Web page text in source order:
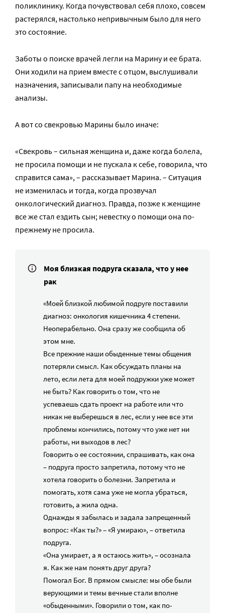
поликлинику. Когда почувствовал себя плохо, совсем
растерялся, настолько непривычным было для него
это состояние.
Заботы о поиске врачей легли на Марину и ее брата.
Они ходили на прием вместе с отцом, выслушивали
назначения, записывали папу на необходимые
анализы.
А вот со свекровью Марины было иначе:
«Свекровь – сильная женщина и, даже когда болела,
не просила помощи и не пускала к себе, говорила, что
справится сама», – рассказывает Марина. – Ситуация
не изменилась и тогда, когда прозвучал
онкологический диагноз. Правда, позже к женщине
все же стал ездить сын; невестку о помощи она по-
прежнему не просила.
Моя близкая подруга сказала, что у нее
рак
«Моей близкой любимой подруге поставили
диагноз: онкология кишечника 4 степени.
Неоперабельно. Она сразу же сообщила об
этом мне.
Все прежние наши обыденные темы общения
потеряли смысл. Как обсуждать планы на
лето, если лета для моей подружки уже может
не быть? Как говорить о том, что не
успеваешь сдать проект на работе или что
никак не выберешься в лес, если у нее все эти
проблемы кончились, потому что уже нет ни
работы, ни выходов в лес?
Говорить о ее состоянии, спрашивать, как она
– подруга просто запретила, потому что не
хотела говорить о болезни. Запретила и
помогать, хотя сама уже не могла убраться,
готовить, а жила одна.
Однажды я забылась и задала запрещенный
вопрос: «Как ты?» – «Я умираю», – ответила
подруга.
«Она умирает, а я остаюсь жить», – осознала
я. Как же нам понять друг друга?
Помогал Бог. В прямом смысле: мы обе были
верующими и темы вечные стали вполне
«обыденными». Говорили о том, как по-